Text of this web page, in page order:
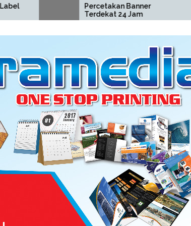
Percetakan Banner
Terdekat 24 Jam